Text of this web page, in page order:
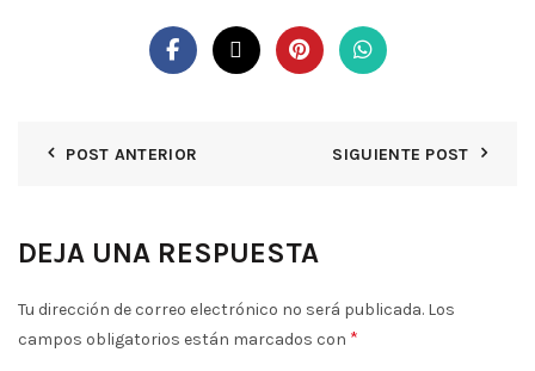
POST ANTERIOR SIGUIENTE POST
DEJA UNA RESPUESTA
Tu dirección de correo electrónico no será publicada. Los
campos obligatorios están marcados con *